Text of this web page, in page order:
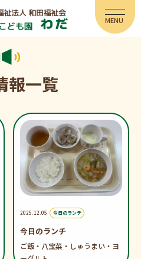
報一覧
2025.12.05 今日のランチ
今日のランチ
ご飯・八宝菜・しゅうまい・ヨ